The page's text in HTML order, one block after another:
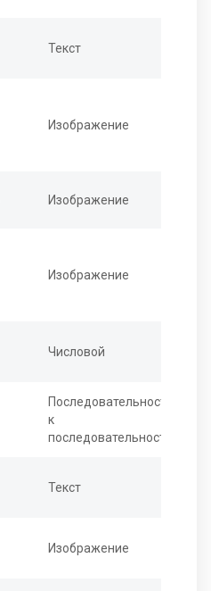
Текст
Изображение
Изображение
Изображение
Числовой
Последовательность
к
последовательности
Текст
Изображение